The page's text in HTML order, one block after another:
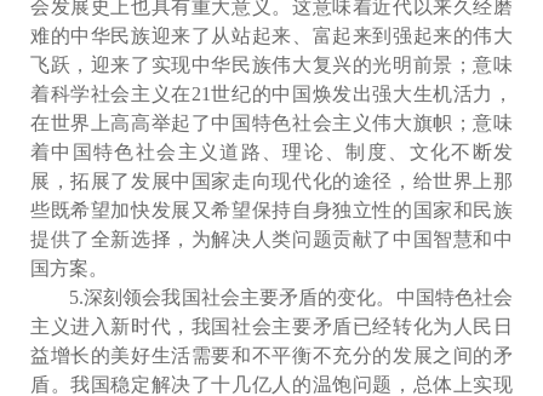
会发展史上也具有重大意义。这意味着近代以来久经磨
难的中华民族迎来了从站起来、富起来到强起来的伟大
飞跃，迎来了实现中华民族伟大复兴的光明前景；意味
着科学社会主义在21世纪的中国焕发出强大生机活力，
在世界上高高举起了中国特色社会主义伟大旗帜；意味
着中国特色社会主义道路、理论、制度、文化不断发
展，拓展了发展中国家走向现代化的途径，给世界上那
些既希望加快发展又希望保持自身独立性的国家和民族
提供了全新选择，为解决人类问题贡献了中国智慧和中
国方案。
5.深刻领会我国社会主要矛盾的变化。中国特色社会
主义进入新时代，我国社会主要矛盾已经转化为人民日
益增长的美好生活需要和不平衡不充分的发展之间的矛
盾。我国稳定解决了十几亿人的温饱问题，总体上实现